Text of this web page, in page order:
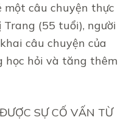
một câu chuyện thực
(55 tuổi), người
câu chuyện của
học hỏi và tăng thêm
SỰ CỐ VẤN TỪ